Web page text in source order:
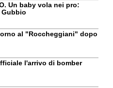
Un baby vola nei pro:
al "Roccheggiani" dopo
l'arrivo di bomber